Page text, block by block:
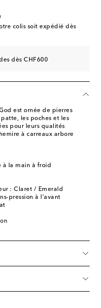
colis soit expédié dès
dès CHF600
est ornée de pierres
les poches et les
pour leurs qualités
à carreaux arbore
à la main à froid
: Claret / Emerald
pression à l'avant